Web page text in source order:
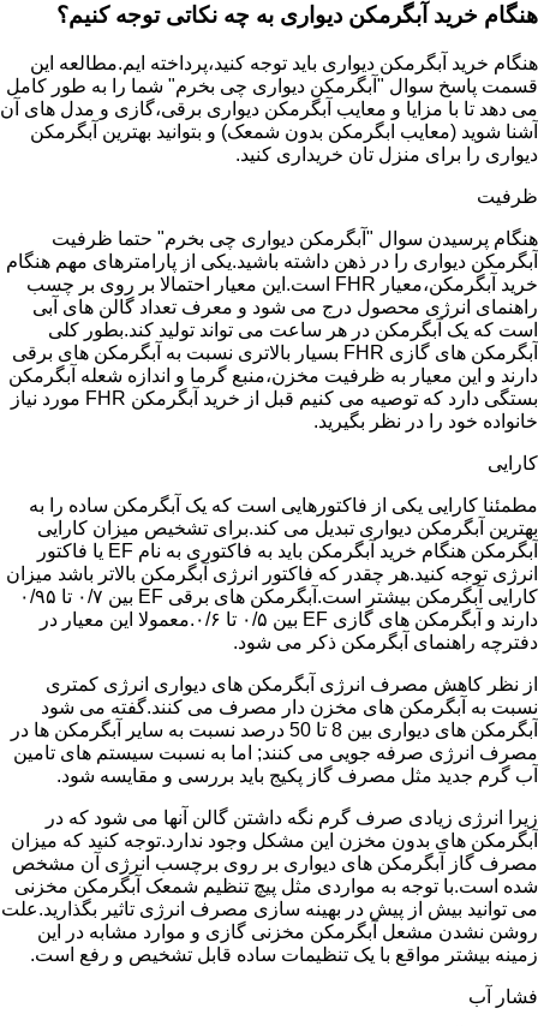
هنگام خرید آبگرمکن دیواری به چه نکاتی توجه کنیم؟
هنگام خرید آبگرمکن دیواری باید توجه کنید،پرداخته ایم.مطالعه این
قسمت پاسخ سوال "آبگرمکن دیواری چی بخرم" شما را به طور کامل
می دهد تا با مزایا و معایب آبگرمکن دیواری برقی،گازی و مدل های آن
آشنا شوید (معایب ابگرمکن بدون شمعک) و بتوانید بهترین آبگرمکن
دیواری را برای منزل تان خریداری کنید.
ظرفیت
هنگام پرسیدن سوال "آبگرمکن دیواری چی بخرم" حتما ظرفیت
آبگرمکن دیواری را در ذهن داشته باشید.یکی از پارامترهای مهم هنگام
خرید آبگرمکن،معیار FHR است.این معیار احتمالا بر روی بر چسب
راهنمای انرژی محصول درج می شود و معرف تعداد گالن های آبی
است که یک آبگرمکن در هر ساعت می تواند تولید کند.بطور کلی
آبگرمکن های گازی FHR بسیار بالاتری نسبت به آبگرمکن های برقی
دارند و این معیار به ظرفیت مخزن،منبع گرما و اندازه شعله آبگرمکن
بستگی دارد که توصیه می کنیم قبل از خرید آبگرمکن FHR مورد نیاز
خانواده خود را در نظر بگیرید.
کارایی
مطمئنا کارایی یکی از فاکتورهایی است که یک آبگرمکن ساده را به
بهترین آبگرمکن دیواری تبدیل می کند.برای تشخیص میزان کارایی
آبگرمکن هنگام خرید آبگرمکن باید به فاکتوری به نام EF یا فاکتور
انرژی توجه کنید.هر چقدر که فاکتور انرژی آبگرمکن بالاتر باشد میزان
کارایی آبگرمکن بیشتر است.آبگرمکن های برقی EF بین ۰/۷ تا ۰/۹۵
دارند و آبگرمکن های گازی EF بین ۰/۵ تا ۰/۶.معمولا این معیار در
دفترچه راهنمای آبگرمکن ذکر می شود.
از نظر کاهش مصرف انرژی آبگرمکن های دیواری انرژی کمتری
نسبت به آبگرمکن های مخزن دار مصرف می کنند.گفته می شود
آبگرمکن های دیواری بین 8 تا 50 درصد نسبت به سایر آبگرمکن ها در
مصرف انرژی صرفه جویی می کنند; اما به نسبت سیستم های تامین
آب گرم جدید مثل مصرف گاز پکیج باید بررسی و مقایسه شود.
زیرا انرژی زیادی صرف گرم نگه داشتن گالن آنها می شود که در
آبگرمکن های بدون مخزن این مشکل وجود ندارد.توجه کنید که میزان
مصرف گاز آبگرمکن های دیواری بر روی برچسب انرژی آن مشخص
شده است.با توجه به مواردی مثل پیچ تنظیم شمعک آبگرمکن مخزنی
می توانید بیش از پیش در بهینه سازی مصرف انرژی تاثیر بگذارید.علت
روشن نشدن مشعل آبگرمکن مخزنی گازی و موارد مشابه در این
زمینه بیشتر مواقع با یک تنظیمات ساده قابل تشخیص و رفع است.
فشار آب